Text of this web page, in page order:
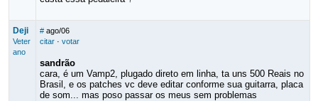
Deji
Veter
ano
# ago/06
citar· votar
sandrão
cara, é um Vamp2, plugado direto em linha, ta uns 500 Reais no
Brasil, e os patches vc deve editar conforme sua guitarra, placa
de som... mas poso passar os meus sem problemas